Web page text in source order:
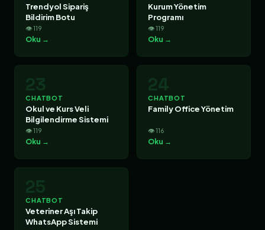
Trendyol Sipariş
Bildirim Botu
👁 119
Oku →
Kurum Yönetim
Programı
👁 119
Oku →
23
CHATBOT
Okul ve Kurs Veli
Bilgilendirme Sistemi
👁 119
Oku →
24
CHATBOT
Family Office Yönetim
👁 116
Oku →
25
CHATBOT
Veteriner Aşı Takip
WhatsApp Sistemi